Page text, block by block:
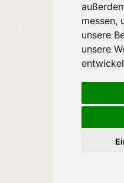
messen,
unsere
unsere